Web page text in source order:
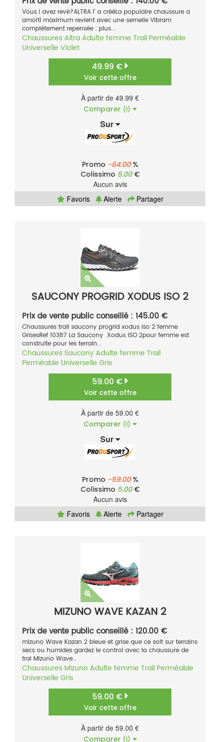
Vous l avez revé?ALTRA l' a crééLa populaire chaussure a
amorti maximum revient avec une semelle Vibram
complétement repensée ; plus...
ChaussuresAltraAdulte femme Trail Perméable
Universelle Violet
49.99 €
Voir cette offre
À partir de 49.99 €
Comparer (1)
Sur
Promo -64.00%
Colissimo 5.00€
Aucun avis
Favoris
Alerte Partager
SAUCONY PROGRID XODUS ISO 2
Prix de vente public conseillé : 145.00 €
Chaussures trail saucony progrid xodus Iso 2 femme
GrisesRef 10387 La Saucony Xodus ISO 2pour femme est
construite pour les terrain...
Chaussures SauconyAdulte femme Trail
Perméable Universelle Gris
59.00 €
Voir cette offre
À partir de 59.00 €
Comparer (1)
Sur
Promo -59.00%
Colissimo 5.00€
Aucun avis
Favoris
Alerte Partager
MIZUNO WAVE KAZAN 2
Prix de vente public conseillé : 120.00 €
mizuno Wave Kazan 2 bleue et grise que ce soit sur terrains
secs ou humides gardez le control avec la chaussure de
tral Mizuno Wave...
Chaussures MizunoAdulte femme Trail Perméable
Universelle Gris
59.00 €
Voir cette offre
À partir de 59.00 €
Comparer (1)